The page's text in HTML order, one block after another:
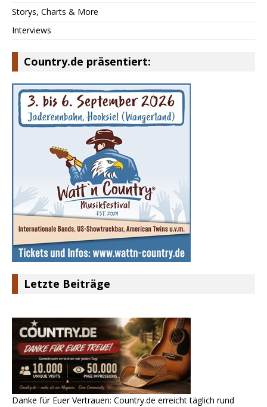
Storys, Charts & More
Interviews
Country.de präsentiert:
Letzte Beiträge
Danke für Euer Vertrauen: Country.de erreicht täglich rund